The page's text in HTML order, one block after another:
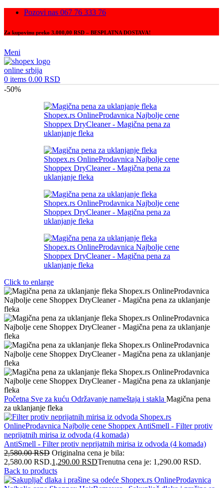
Pozovi nas 067 76 333 76
Za kupovinu preko 3.000,00 RSD – BESPLATNA DOSTAVA!
Meni
0 items 0.00 RSD
-50%
Click to enlarge
Početna Sve za kuću Održavanje nameštaja i stakla Magična pena
za uklanjanje fleka
AntiSmell - Filter protiv neprijatnih mirisa iz odvoda (4 komada)
2,580.00RSD Originalna cena je bila:
2,580.00 RSD.1,290.00 RSDTrenutna cena je: 1,290.00 RSD.
Back to products